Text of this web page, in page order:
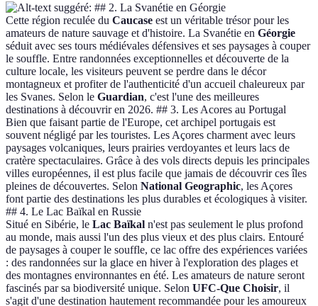
## 2. La Svanétie en Géorgie
Cette région reculée du Caucase est un véritable trésor pour les
amateurs de nature sauvage et d'histoire. La Svanétie en Géorgie
séduit avec ses tours médiévales défensives et ses paysages à couper
le souffle. Entre randonnées exceptionnelles et découverte de la
culture locale, les visiteurs peuvent se perdre dans le décor
montagneux et profiter de l'authenticité d'un accueil chaleureux par
les Svanes. Selon le Guardian, c'est l'une des meilleures
destinations à découvrir en 2026. ## 3. Les Acores au Portugal
Bien que faisant partie de l'Europe, cet archipel portugais est
souvent négligé par les touristes. Les Açores charment avec leurs
paysages volcaniques, leurs prairies verdoyantes et leurs lacs de
cratère spectaculaires. Grâce à des vols directs depuis les principales
villes européennes, il est plus facile que jamais de découvrir ces îles
pleines de découvertes. Selon National Geographic, les Açores
font partie des destinations les plus durables et écologiques à visiter.
## 4. Le Lac Baïkal en Russie
Situé en Sibérie, le Lac Baïkal n'est pas seulement le plus profond
au monde, mais aussi l'un des plus vieux et des plus clairs. Entouré
de paysages à couper le souffle, ce lac offre des expériences variées
: des randonnées sur la glace en hiver à l'exploration des plages et
des montagnes environnantes en été. Les amateurs de nature seront
fascinés par sa biodiversité unique. Selon UFC-Que Choisir, il
s'agit d'une destination hautement recommandée pour les amoureux